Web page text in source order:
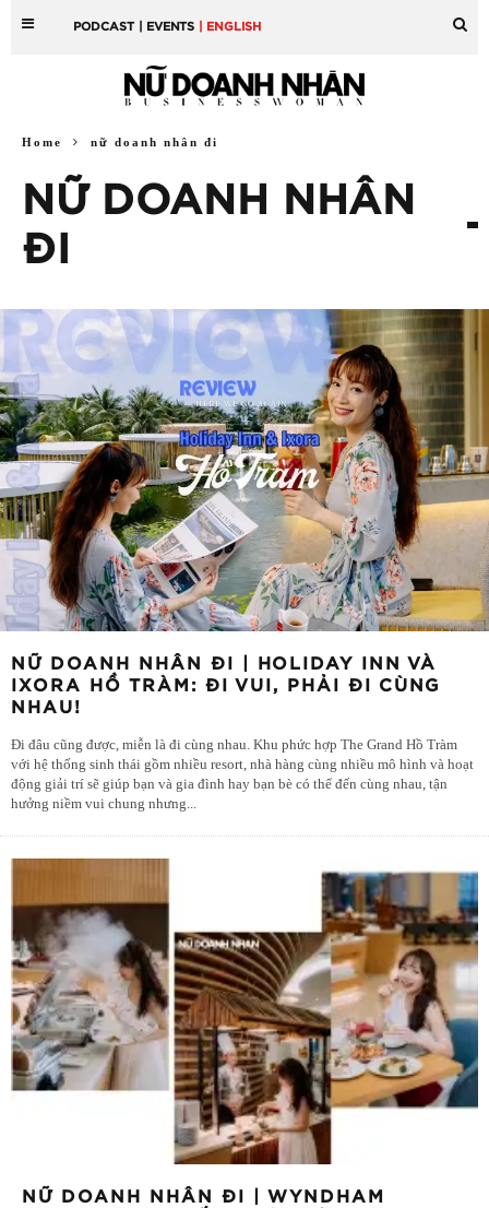
PODCAST | EVENTS | ENGLISH
Home nữ doanh nhân đi
NỮ DOANH NHÂN
ĐI
NỮ DOANH NHÂN ĐI | HOLIDAY INN VÀ
IXORA HỒ TRÀM: ĐI VUI, PHẢI ĐI CÙNG
NHAU!
Đi đâu cũng được, miễn là đi cùng nhau. Khu phức hợp The Grand Hồ Tràm
với hệ thống sinh thái gồm nhiều resort, nhà hàng cùng nhiều mô hình và hoạt
động giải trí sẽ giúp bạn và gia đình hay bạn bè có thể đến cùng nhau, tận
hưởng niềm vui chung nhưng...
NỮ DOANH NHÂN ĐI | WYNDHAM